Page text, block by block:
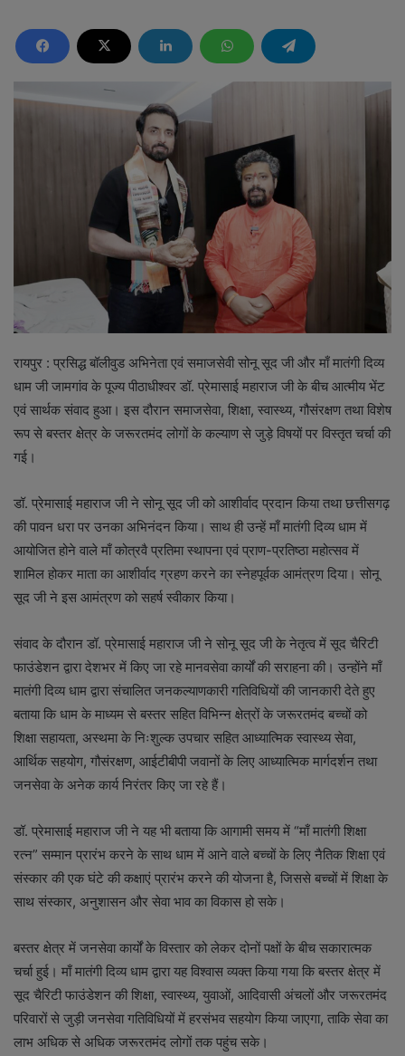
रायपुर : प्रसिद्ध बॉलीवुड अभिनेता एवं समाजसेवी सोनू सूद जी और माँ मातंगी दिव्य
धाम जी जामगांव के पूज्य पीठाधीश्वर डॉ. प्रेमासाई महाराज जी के बीच आत्मीय भेंट
एवं सार्थक संवाद हुआ। इस दौरान समाजसेवा, शिक्षा, स्वास्थ्य, गौसंरक्षण तथा विशेष
रूप से बस्तर क्षेत्र के जरूरतमंद लोगों के कल्याण से जुड़े विषयों पर विस्तृत चर्चा की
गई।
डॉ. प्रेमासाई महाराज जी ने सोनू सूद जी को आशीर्वाद प्रदान किया तथा छत्तीसगढ़
की पावन धरा पर उनका अभिनंदन किया। साथ ही उन्हें माँ मातंगी दिव्य धाम में
आयोजित होने वाले माँ कोत्रवै प्रतिमा स्थापना एवं प्राण-प्रतिष्ठा महोत्सव में
शामिल होकर माता का आशीर्वाद ग्रहण करने का स्नेहपूर्वक आमंत्रण दिया। सोनू
सूद जी ने इस आमंत्रण को सहर्ष स्वीकार किया।
संवाद के दौरान डॉ. प्रेमासाई महाराज जी ने सोनू सूद जी के नेतृत्व में सूद चैरिटी
फाउंडेशन द्वारा देशभर में किए जा रहे मानवसेवा कार्यों की सराहना की। उन्होंने माँ
मातंगी दिव्य धाम द्वारा संचालित जनकल्याणकारी गतिविधियों की जानकारी देते हुए
बताया कि धाम के माध्यम से बस्तर सहित विभिन्न क्षेत्रों के जरूरतमंद बच्चों को
शिक्षा सहायता, अस्थमा के निःशुल्क उपचार सहित आध्यात्मिक स्वास्थ्य सेवा,
आर्थिक सहयोग, गौसंरक्षण, आईटीबीपी जवानों के लिए आध्यात्मिक मार्गदर्शन तथा
जनसेवा के अनेक कार्य निरंतर किए जा रहे हैं।
डॉ. प्रेमासाई महाराज जी ने यह भी बताया कि आगामी समय में “माँ मातंगी शिक्षा
रत्न” सम्मान प्रारंभ करने के साथ धाम में आने वाले बच्चों के लिए नैतिक शिक्षा एवं
संस्कार की एक घंटे की कक्षाएं प्रारंभ करने की योजना है, जिससे बच्चों में शिक्षा के
साथ संस्कार, अनुशासन और सेवा भाव का विकास हो सके।
बस्तर क्षेत्र में जनसेवा कार्यों के विस्तार को लेकर दोनों पक्षों के बीच सकारात्मक
चर्चा हुई। माँ मातंगी दिव्य धाम द्वारा यह विश्वास व्यक्त किया गया कि बस्तर क्षेत्र में
सूद चैरिटी फाउंडेशन की शिक्षा, स्वास्थ्य, युवाओं, आदिवासी अंचलों और जरूरतमंद
परिवारों से जुड़ी जनसेवा गतिविधियों में हरसंभव सहयोग किया जाएगा, ताकि सेवा का
लाभ अधिक से अधिक जरूरतमंद लोगों तक पहुंच सके।